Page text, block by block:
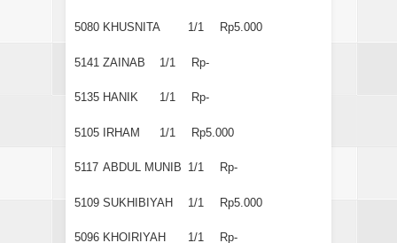
5080 KHUSNITA 1/1 Rp5.000
5141 ZAINAB 1/1 Rp-
5135 HANIK 1/1 Rp-
5105 IRHAM 1/1 Rp5.000
5117 ABDUL MUNIB 1/1 Rp-
5109 SUKHIBIYAH 1/1 Rp5.000
5096 KHOIRIYAH 1/1 Rp-